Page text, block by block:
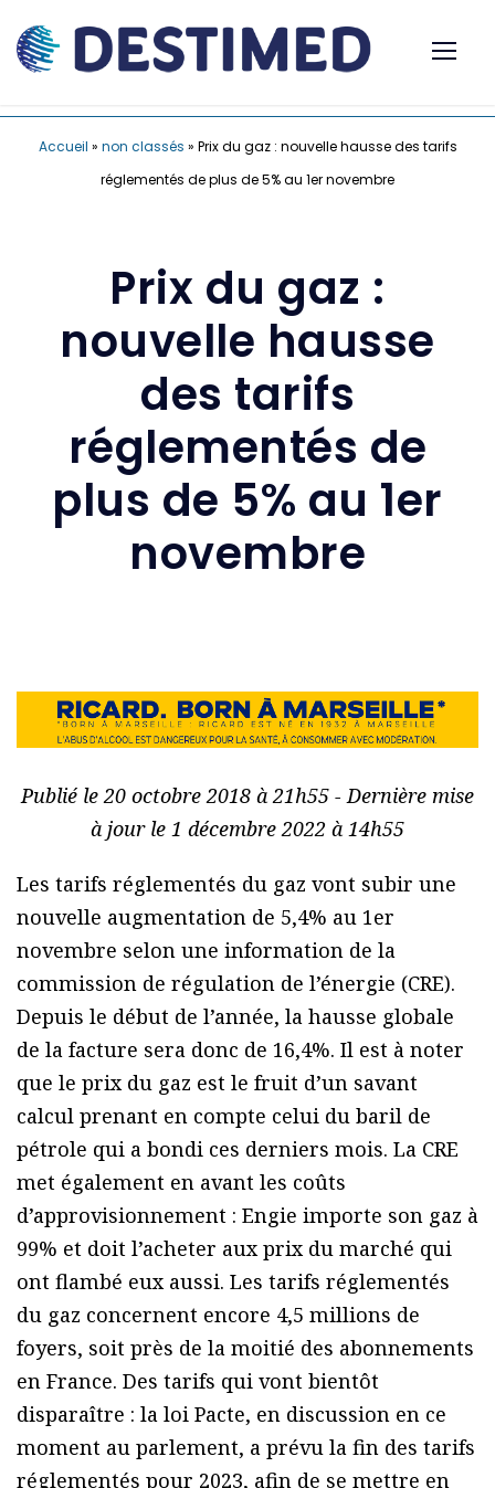
Accueil » non classés » Prix du gaz : nouvelle hausse des tarifs
réglementés de plus de 5% au 1er novembre
Prix du gaz :
nouvelle hausse
des tarifs
réglementés de
plus de 5% au 1er
novembre
Publié le 20 octobre 2018 à 21h55 - Dernière mise
à jour le 1 décembre 2022 à 14h55
Les tarifs réglementés du gaz vont subir une
nouvelle augmentation de 5,4% au 1er
novembre selon une information de la
commission de régulation de l’énergie (CRE).
Depuis le début de l’année, la hausse globale
de la facture sera donc de 16,4%. Il est à noter
que le prix du gaz est le fruit d’un savant
calcul prenant en compte celui du baril de
pétrole qui a bondi ces derniers mois. La CRE
met également en avant les coûts
d’approvisionnement : Engie importe son gaz à
99% et doit l’acheter aux prix du marché qui
ont flambé eux aussi. Les tarifs réglementés
du gaz concernent encore 4,5 millions de
foyers, soit près de la moitié des abonnements
en France. Des tarifs qui vont bientôt
disparaître : la loi Pacte, en discussion en ce
moment au parlement, a prévu la fin des tarifs
réglementés pour 2023, afin de se mettre en